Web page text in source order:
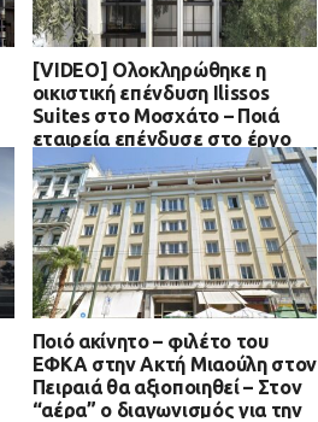
[VIDEO] Ολοκληρώθηκε η
οικιστική επένδυση Ilissos
Suites στο Μοσχάτο – Ποιά
εταιρεία επένδυσε στο έργο
Ποιό ακίνητο – φιλέτο του
ΕΦΚΑ στην Ακτή Μιαούλη στον
Πειραιά θα αξιοποιηθεί – Στον
“αέρα” ο διαγωνισμός για την